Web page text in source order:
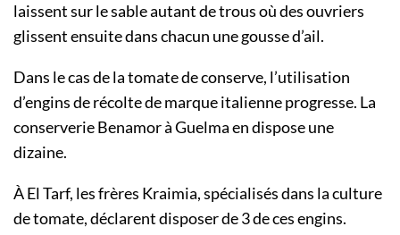
laissent sur le sable autant de trous où des ouvriers
glissent ensuite dans chacun une gousse d’ail.
Dans le cas de la tomate de conserve, l’utilisation
d’engins de récolte de marque italienne progresse. La
conserverie Benamor à Guelma en dispose une
dizaine.
À El Tarf, les frères Kraimia, spécialisés dans la culture
de tomate, déclarent disposer de 3 de ces engins.